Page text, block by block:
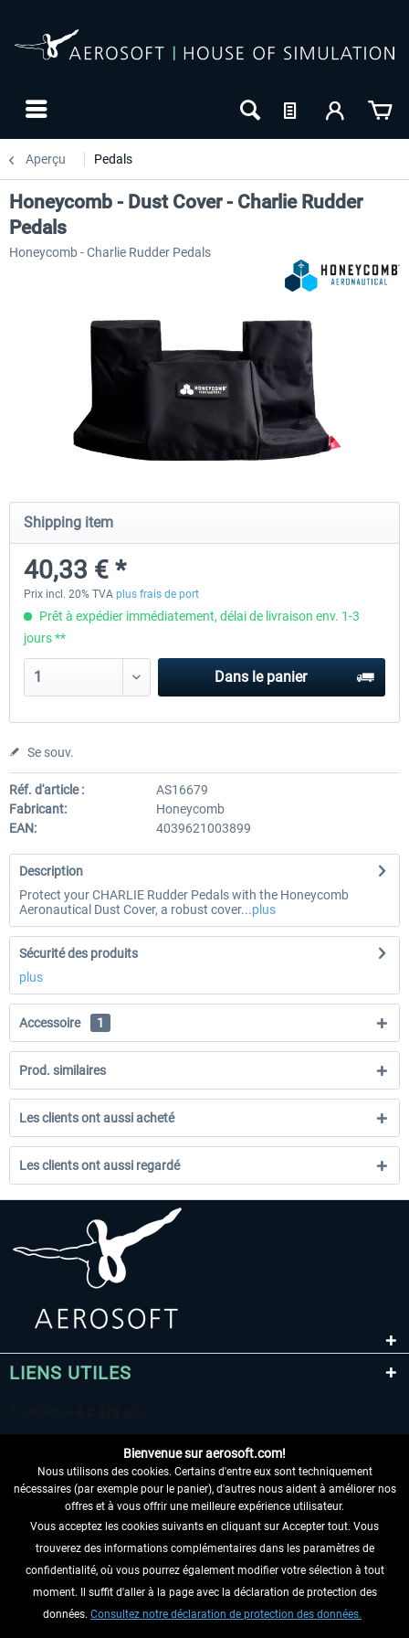
Aperçu Pedals
Module
Honeycomb - Dust Cover - Charlie Rudder
Pedals
Honeycomb - Charlie Rudder Pedals
Shipping item
40,33 € *
Prix incl. 20% TVA plus frais de port
Prêt à expédier immédiatement, délai de livraison env. 1-3
jours **
Dans le panier
Se souv.
Réf. d'article :
AS16679
Fabricant:
Honeycomb
EAN:
4039621003899
Description
Protect your CHARLIE Rudder Pedals with the Honeycomb
Aeronautical Dust Cover, a robust cover...plus
Sécurité des produits
plus
Accessoire 1
Prod. similaires
Les clients ont aussi acheté
Les clients ont aussi regardé
LIENS UTILES
RENONCER AU CONTRAT ICI
INFORMATIONS
NE MANQUEZ PAS LES DERNIÈRES
Bienvenue sur aerosoft.com!
Nous utilisons des cookies. Certains d'entre eux sont techniquement
nécessaires (par exemple pour le panier), d'autres nous aident à améliorer nos
offres et à vous offrir une meilleure expérience utilisateur.
Vous acceptez les cookies suivants en cliquant sur Accepter tout. Vous
trouverez des informations complémentaires dans les paramètres de
confidentialité, où vous pourrez également modifier votre sélection à tout
moment. Il suffit d'aller à la page avec la déclaration de protection des
données. Consultez notre déclaration de protection des données.